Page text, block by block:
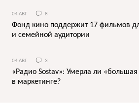
04 АВГ 8
Фонд кино поддержит 17 фильмов
и семейной аудитории
04 АВГ 3
«Радио Sostav»: Умерла ли
в маркетинге?